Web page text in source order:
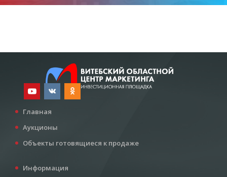
Главная
Аукционы
Объекты готовящиеся к продаже
Информация